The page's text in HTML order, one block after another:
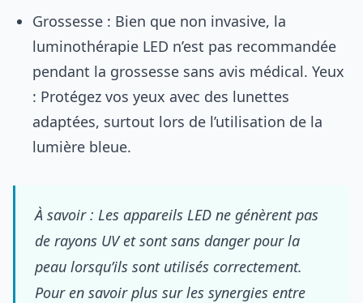
Grossesse : Bien que non invasive, la
luminothérapie LED n’est pas recommandée
pendant la grossesse sans avis médical. Yeux
: Protégez vos yeux avec des lunettes
adaptées, surtout lors de l’utilisation de la
lumière bleue.
À savoir : Les appareils LED ne génèrent pas
de rayons UV et sont sans danger pour la
peau lorsqu’ils sont utilisés correctement.
Pour en savoir plus sur les synergies entre